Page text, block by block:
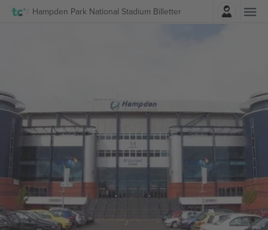
Hampden Park National Stadium Billetter
Log ind